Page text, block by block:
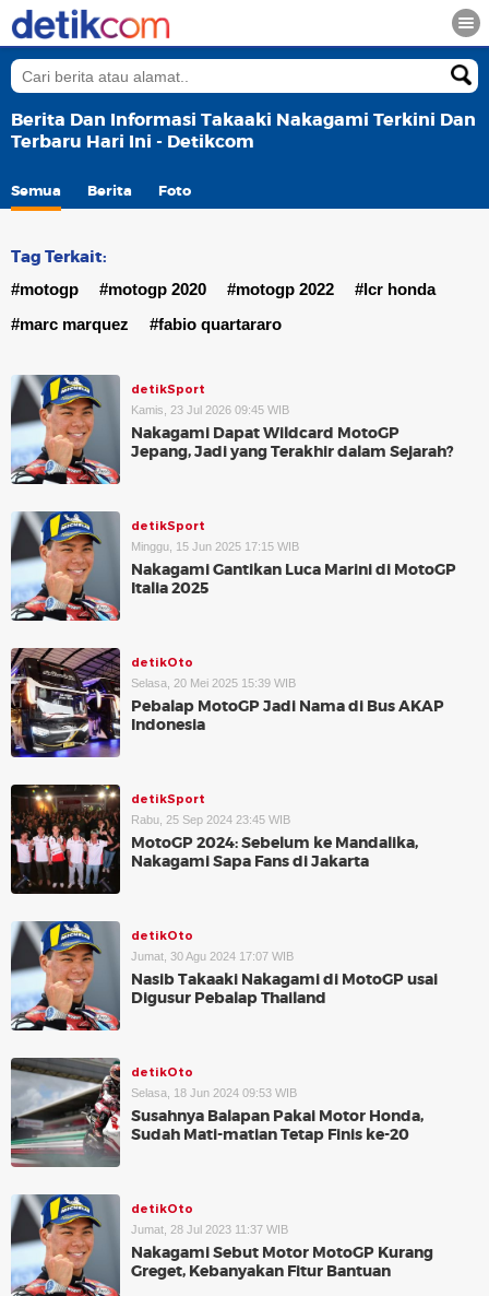
Berita Dan Informasi Takaaki Nakagami Terkini Dan
Terbaru Hari Ini - Detikcom
Semua Berita Foto
Tag Terkait:
#motogp #motogp 2020 #motogp 2022
#lcr honda
#marc marquez
#fabio quartararo
detikSport
Kamis, 23 Jul 2026 09:45 WIB
Nakagami Dapat Wildcard MotoGP
Jepang, Jadi yang Terakhir dalam Sejarah?
detikSport
Minggu, 15 Jun 2025 17:15 WIB
Nakagami Gantikan Luca Marini di MotoGP
Italia 2025
detikOto
Selasa, 20 Mei 2025 15:39 WIB
Pebalap MotoGP Jadi Nama di Bus AKAP
Indonesia
detikSport
Rabu, 25 Sep 2024 23:45 WIB
MotoGP 2024: Sebelum ke Mandalika,
Nakagami Sapa Fans di Jakarta
detikOto
Jumat, 30 Agu 2024 17:07 WIB
Nasib Takaaki Nakagami di MotoGP usai
Digusur Pebalap Thailand
detikOto
Selasa, 18 Jun 2024 09:53 WIB
Susahnya Balapan Pakai Motor Honda,
Sudah Mati-matian Tetap Finis ke-20
detikOto
Jumat, 28 Jul 2023 11:37 WIB
Nakagami Sebut Motor MotoGP Kurang
Greget, Kebanyakan Fitur Bantuan